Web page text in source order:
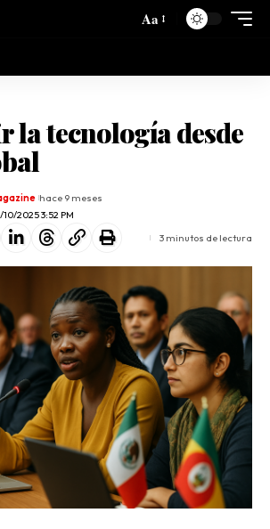
Aa
la tecnología desde
2025 3:52 PM
hace 9 meses
3 minutos de lectura